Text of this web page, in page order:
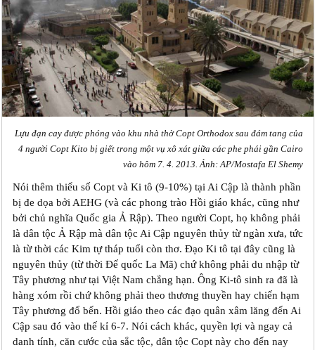
Lựu đạn cay được phóng vào khu nhà thờ Copt Orthodox sau đám tang của
4 người Copt Kito bị giết trong một vụ xô xát giữa các phe phái gần Cairo
vào hôm 7. 4. 2013. Ảnh: AP/Mostafa El Shemy
Nói thêm thiểu số Copt và Ki tô (9-10%) tại Ai Cập là thành phần
bị đe dọa bởi AEHG (và các phong trào Hồi giáo khác, cũng như
bởi chủ nghĩa Quốc gia Ả Rập). Theo người Copt, họ không phải
là dân tộc Ả Rập mà dân tộc Ai Cập nguyên thủy từ ngàn xưa, tức
là từ thời các Kim tự tháp tuổi còn thơ. Đạo Ki tô tại đây cũng là
nguyên thủy (từ thời Đế quốc La Mã) chứ không phải du nhập từ
Tây phương như tại Việt Nam chẳng hạn. Ông Ki-tô sinh ra đã là
hàng xóm rồi chứ không phải theo thương thuyền hay chiến hạm
Tây phương đổ bến. Hồi giáo theo các đạo quân xâm lăng đến Ai
Cập sau đó vào thế kỉ 6-7. Nói cách khác, quyền lợi và ngay cả
danh tính, căn cước của sắc tộc, dân tộc Copt này cho đến nay